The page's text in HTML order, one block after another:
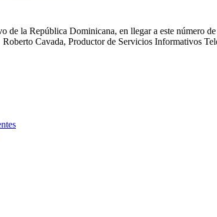
la República Dominicana, en llegar a este número
Cavada, Productor de Servicios Informativos